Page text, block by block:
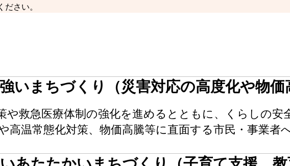
さい。
いまちづくり（災害対応の⾼度化や物価
や救急医療体制の強化を進めるとともに、くらしの安
高温常態化対策、物価⾼騰等に直⾯する市⺠・事業者